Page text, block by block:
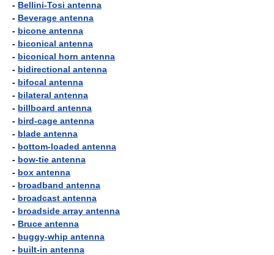
- Bellini-Tosi antenna
- Beverage antenna
- bicone antenna
- biconical antenna
- biconical horn antenna
- bidirectional antenna
- bifocal antenna
- bilateral antenna
- billboard antenna
- bird-cage antenna
- blade antenna
- bottom-loaded antenna
- bow-tie antenna
- box antenna
- broadband antenna
- broadcast antenna
- broadside array antenna
- Bruce antenna
- buggy-whip antenna
- built-in antenna